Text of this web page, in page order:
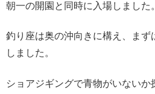
朝一の開園と同時に入場しました。
釣り座は奥の沖向きに構え、まず
しました。
ショアジギングで青物がいないか